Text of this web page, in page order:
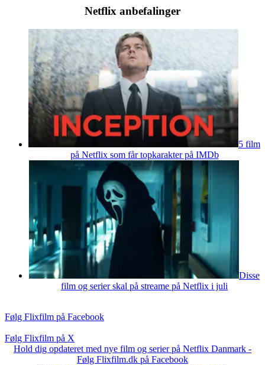
Netflix anbefalinger
5 film
på Netflix som får topkarakter på IMDb
Disse
film og serier skal på streame på Netflix i juli
Følg Flixfilm på Facebook
Følg Flixfilm på X
Hold dig opdateret med nye film og serier på Netflix Danmark -
Følg Flixfilm.dk på Facebook